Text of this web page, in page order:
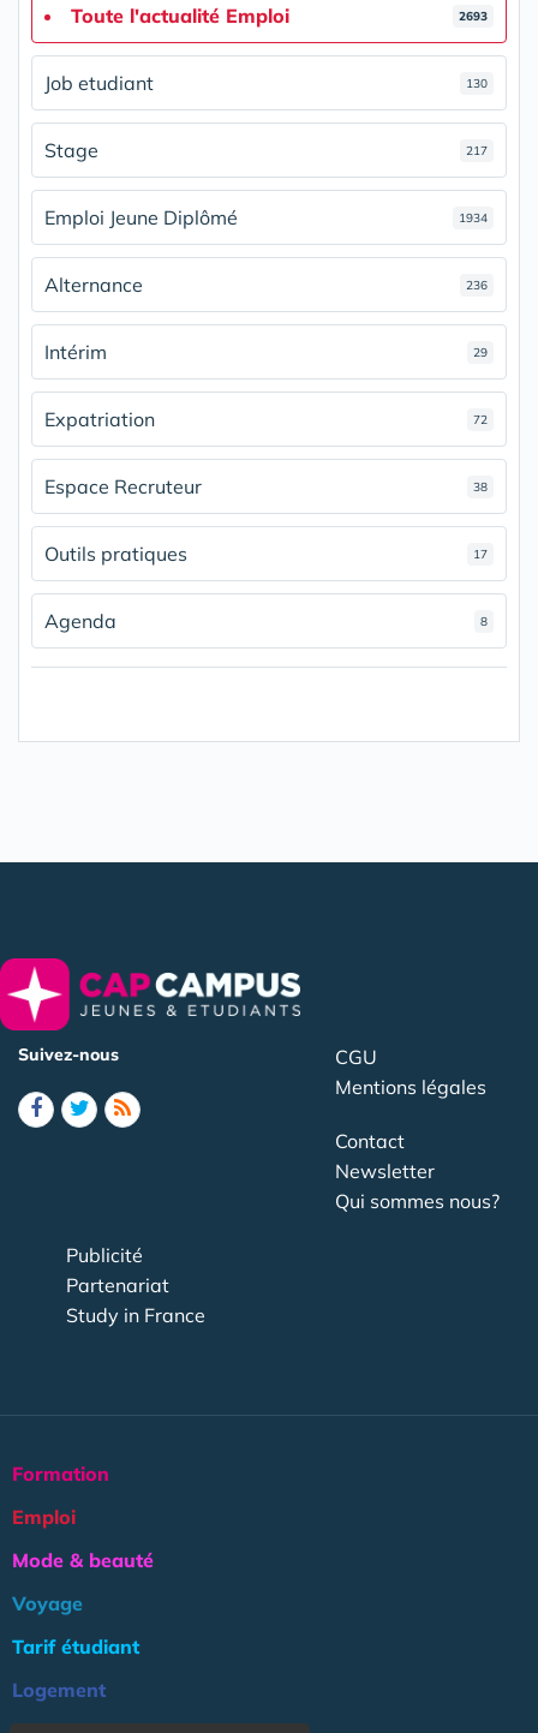
Toute l'actualité Emploi 2693
Job etudiant 130
Stage 217
Emploi Jeune Diplômé 1934
Alternance 236
Intérim 29
Expatriation 72
Espace Recruteur 38
Outils pratiques 17
Agenda 8
Suivez-nous
CGU
Mentions légales
Contact
Newsletter
Qui sommes nous?
Publicité
Partenariat
Study in France
Formation
Emploi
Mode & beauté
Voyage
Tarif étudiant
Logement